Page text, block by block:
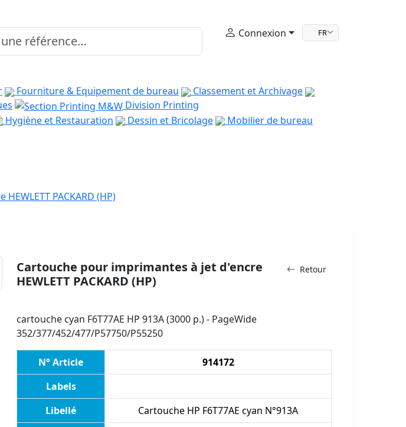
Connexion FR
Fourniture & Equipement de bureau
Classement et Archivage
Division Printing
Hygiène et Restauration Dessin et Bricolage
Mobilier de bureau
PACKARD (HP)
Retour
Cartouche pour imprimantes à jet d'encre
HEWLETT PACKARD (HP)
cartouche cyan F6T77AE HP 913A (3000 p.) - PageWide
352/377/452/477/P57750/P55250
N° Article
914172
Labels
Libellé
Cartouche HP F6T77AE cyan N°913A